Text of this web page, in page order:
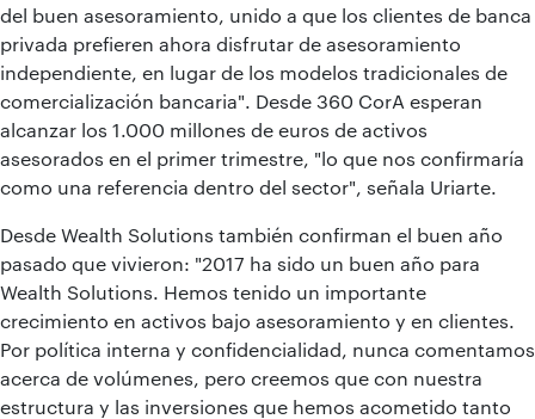
del buen asesoramiento, unido a que los clientes de banca
privada prefieren ahora disfrutar de asesoramiento
independiente, en lugar de los modelos tradicionales de
comercialización bancaria". Desde 360 CorA esperan
alcanzar los 1.000 millones de euros de activos
asesorados en el primer trimestre, "lo que nos confirmaría
como una referencia dentro del sector", señala Uriarte.
Desde Wealth Solutions también confirman el buen año
pasado que vivieron: "2017 ha sido un buen año para
Wealth Solutions. Hemos tenido un importante
crecimiento en activos bajo asesoramiento y en clientes.
Por política interna y confidencialidad, nunca comentamos
acerca de volúmenes, pero creemos que con nuestra
estructura y las inversiones que hemos acometido tanto